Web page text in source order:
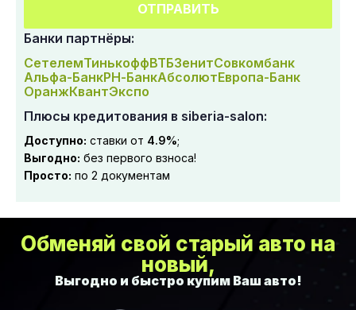
ОТПРАВИТЬ
Банки партнёры:
СетелемТинькоффВТБЗенитСовкомбанк
Альфа-БанкРН-БанкАбсолютЕвропа-Банк
ОранжКвантЭкспо
Плюсы кредитования в siberia-salon:
Доступно: ставки от 4.9%;
Выгодно: без первого взноса!
Просто: по 2 документам
Обменяй свой старый авто на
новый,